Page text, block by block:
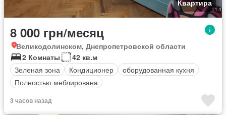
Квартира
8 000 грн/месяц
Великодолинском, Днепропетровской области
2 Комнаты
42 кв.м
Зеленая зона
Кондиционер
оборудованная кухня
Полностью меблирована
3 часов назад